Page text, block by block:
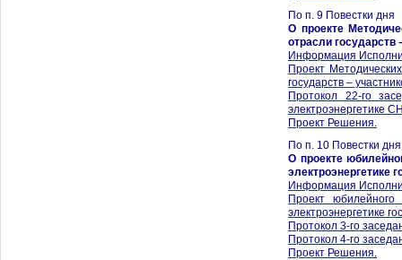
По п. 9 Повестки дня
О проекте
отрасли государств
Информация
Проект
государств –
Протокол 22-го
электроэнергетике
Проект Решения.
По п. 10 Повестки дня
О проекте
электроэнергетике
Информация
Проект
электроэнергетике
Протокол 3-го
Протокол 4-го
Проект Решения.